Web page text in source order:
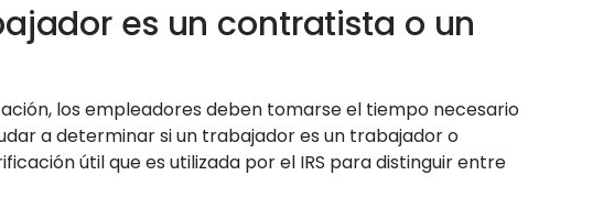
es un contratista o un
los empleadores deben tomarse el tiempo necesario
a determinar si un trabajador es un trabajador o
útil que es utilizada por el IRS para distinguir entre